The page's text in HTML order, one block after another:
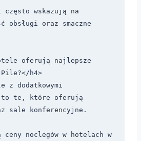
wskazują na
obsługi oraz smaczne
oferują najlepsze
h4>
z dodatkowymi
to te, które oferują
sale konferencyjne.
ceny noclegów w hotelach w